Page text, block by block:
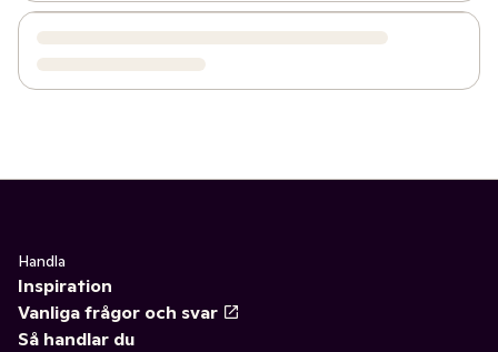
Handla
Inspiration
Vanliga frågor och svar
Så handlar du